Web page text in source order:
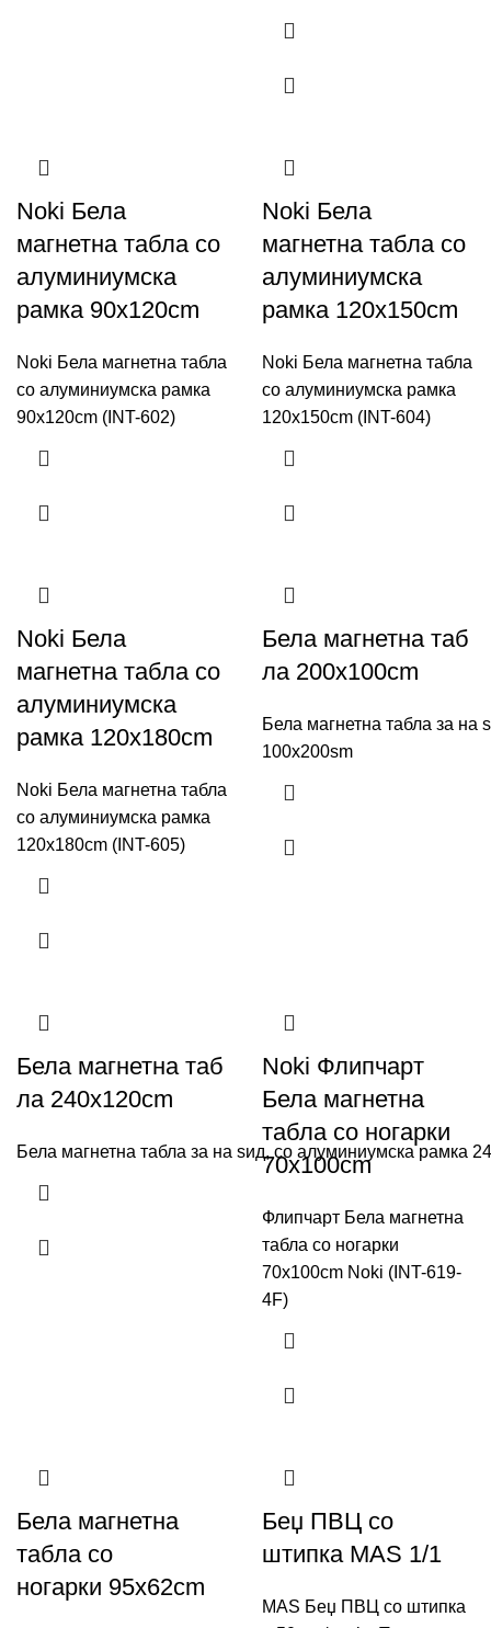
Noki Бела
магнетна табла со
алуминиумска
рамка 90x120cm
Noki Бела магнетна табла
со алуминиумска рамка
90x120cm (INT-602)
Noki Бела
магнетна табла со
алуминиумска
рамка 120x150cm
Noki Бела магнетна табла
со алуминиумска рамка
120x150cm (INT-604)
Noki Бела
магнетна табла со
алуминиумска
рамка 120x180cm
Noki Бела магнетна табла
со алуминиумска рамка
120x180cm (INT-605)
Бела магнетна таб
ла 200x100cm
Бела магнетна табла за на
100x200sm
Бела магнетна таб
ла 240x120cm
Бела магнетна табла за на ѕид, со алуминиумска рамка
Noki Флипчарт
Бела магнетна
табла со ногарки
70x100cm
Флипчарт Бела магнетна
табла со ногарки
70x100cm Noki (INT-619-
4F)
Бела магнетна
табла со
ногарки 95x62cm
Беџ ПВЦ со
штипка MAS 1/1
MAS Беџ ПВЦ со штипка